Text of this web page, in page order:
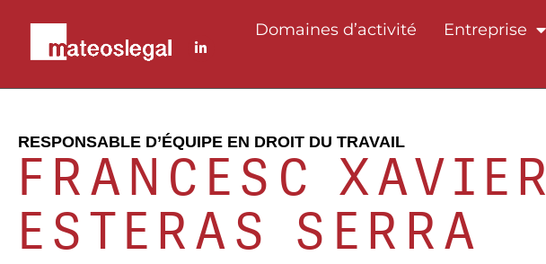
Domaines d’activité Entreprise
RESPONSABLE D’ÉQUIPE EN DROIT DU TRAVAIL
FRANCESC XAVIER
ESTERAS SERRA